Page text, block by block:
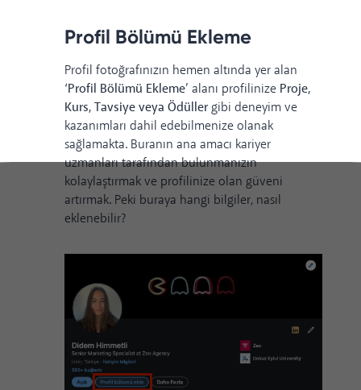
Profil Bölümü Ekleme
Profil fotoğrafınızın hemen altında yer alan
‘Profil Bölümü Ekleme’ alanı profilinize Proje,
Kurs, Tavsiye veya Ödüllergibi deneyim ve
kazanımları dahil edebilmenize olanak
sağlamakta. Buranın ana amacı kariyer
uzmanları tarafından bulunmanızın
kolaylaştırmak ve profilinize olan güveni
artırmak. Peki buraya hangi bilgiler, nasıl
eklenebilir?